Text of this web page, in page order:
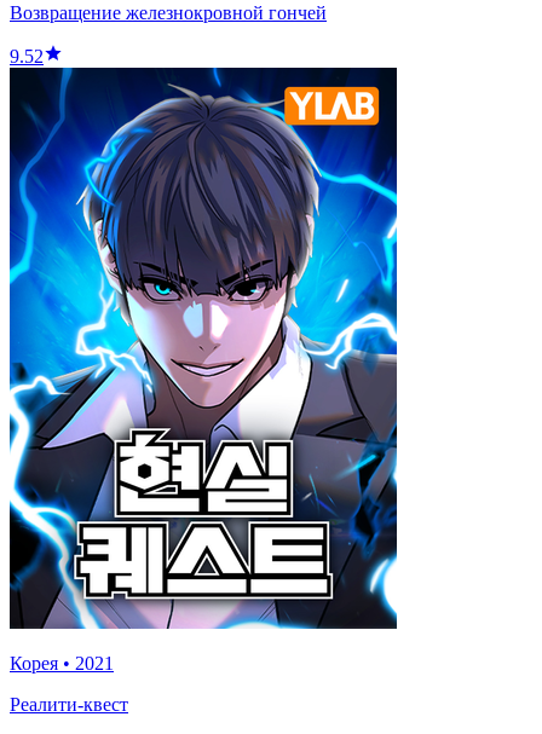
Возвращение железнокровной гончей
9.52
Корея • 2021
Реалити-квест